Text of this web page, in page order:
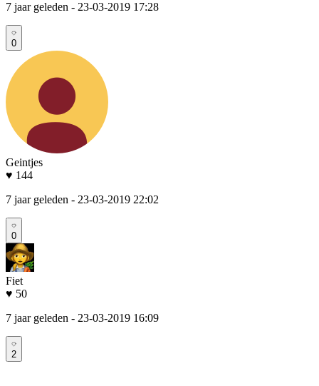
7 jaar geleden - 23-03-2019 17:28
0
Geintjes
♥ 144
7 jaar geleden - 23-03-2019 22:02
0
Fiet
♥ 50
7 jaar geleden - 23-03-2019 16:09
2